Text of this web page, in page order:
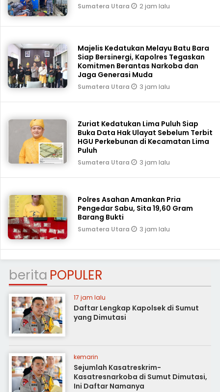
Sumatera Utara 2 jam lalu
Majelis Kedatukan Melayu Batu Bara
Siap Bersinergi, Kapolres Tegaskan
Komitmen Berantas Narkoba dan
Jaga Generasi Muda
Sumatera Utara 3 jam lalu
Zuriat Kedatukan Lima Puluh Siap
Buka Data Hak Ulayat Sebelum Terbit
HGU Perkebunan di Kecamatan Lima
Puluh
Sumatera Utara 3 jam lalu
Polres Asahan Amankan Pria
Pengedar Sabu, Sita 19,60 Gram
Barang Bukti
Sumatera Utara 3 jam lalu
berita POPULER
17 jam lalu
Daftar Lengkap Kapolsek di Sumut
yang Dimutasi
kemarin
Sejumlah Kasatreskrim-
Kasatresnarkoba di Sumut Dimutasi,
Ini Daftar Namanya